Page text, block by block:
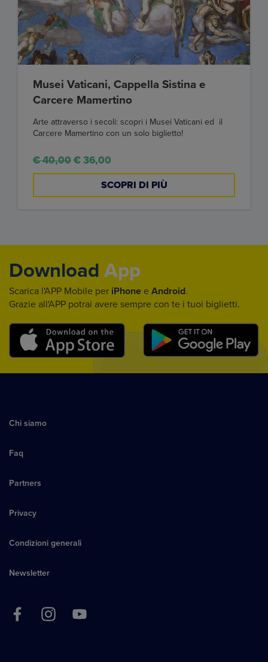
Musei Vaticani, Cappella Sistina e
Carcere Mamertino
Arte attraverso i secoli: scopri i Musei Vaticani ed il
Carcere Mamertino con un solo biglietto!
€ 40,00€ 36,00
SCOPRI DI PIÙ
Download App
Scarica l'APP Mobile per iPhone e Android.
Grazie all'APP potrai avere sempre con te i tuoi biglietti.
Chi siamo
Faq
Partners
Privacy
Condizioni generali
Newsletter